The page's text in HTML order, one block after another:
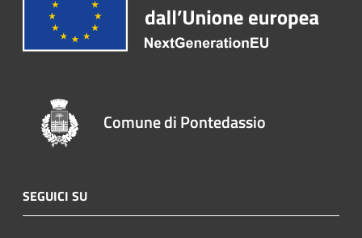
Comune di Pontedassio
SEGUICI SU